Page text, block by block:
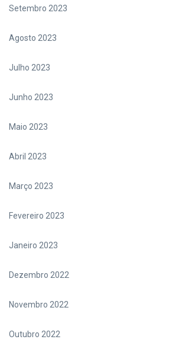
Setembro 2023
Agosto 2023
Julho 2023
Junho 2023
Maio 2023
Abril 2023
Março 2023
Fevereiro 2023
Janeiro 2023
Dezembro 2022
Novembro 2022
Outubro 2022